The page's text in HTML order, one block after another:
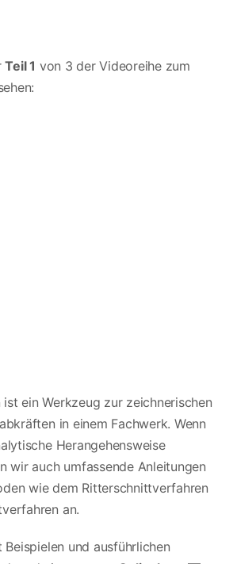
Teil 1 von 3 der Videoreihe zum
ein Werkzeug zur zeichnerischen
in einem Fachwerk. Wenn
Herangehensweise
wir auch umfassende Anleitungen
wie dem Ritterschnittverfahren
an.
und ausführlichen